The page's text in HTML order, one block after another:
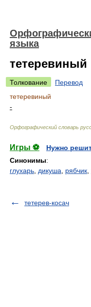
языка
тетеревиный
Толкование
Перевод
тетеревиный
-
Орфографический словарь
Игры ⚽
Нужно
Синонимы:
глухарь дикуша рябчик
тетерев-косач